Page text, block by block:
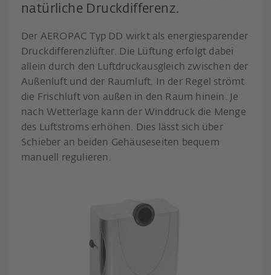
natürliche Druckdifferenz.
Der AEROPAC Typ DD wirkt als energiesparender
Druckdifferenzlüfter. Die Lüftung erfolgt dabei
allein durch den Luftdruckausgleich zwischen der
Außenluft und der Raumluft. In der Regel strömt
die Frischluft von außen in den Raum hinein. Je
nach Wetterlage kann der Winddruck die Menge
des Luftstroms erhöhen. Dies lässt sich über
Schieber an beiden Gehäuseseiten bequem
manuell regulieren.